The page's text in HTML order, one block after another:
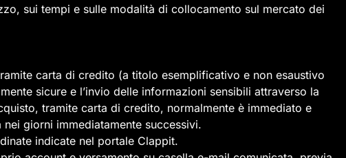
sui tempi e sulle modalità di collocamento sul mercato dei
carta di credito (a titolo esemplificativo e non esaustivo
sicure e l’invio delle informazioni sensibili attraverso la
tramite carta di credito, normalmente è immediato e
giorni immediatamente successivi.
indicate nel portale Clappit.